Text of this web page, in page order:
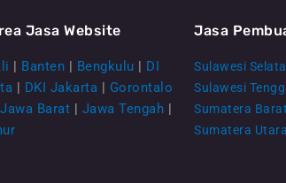
Jasa Website
| Banten | Bengkulu | DI
| DKI Jakarta | Gorontalo
Jawa Barat | Jawa Tengah |
Jasa
Sulawesi
Sulawesi
Sumatera Barat
Sumatera Utara